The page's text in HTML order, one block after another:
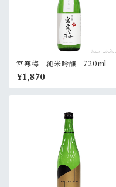
宮寒梅 純米吟醸 720ml
¥1,870